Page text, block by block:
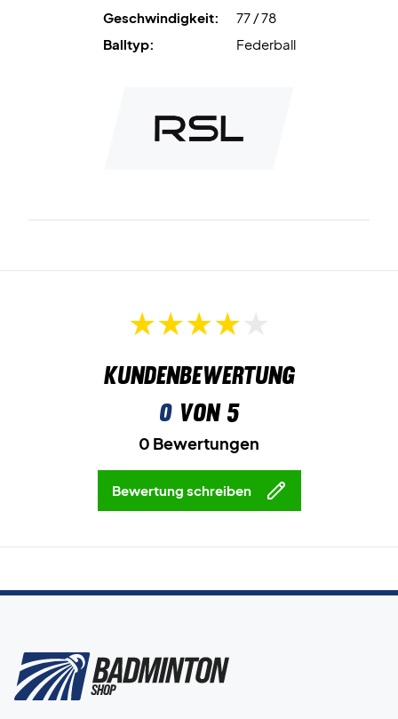
Geschwindigkeit:
77 / 78
Balltyp:
Federball
Kundenbewertung
0von 5
0 Bewertungen
Bewertung schreiben